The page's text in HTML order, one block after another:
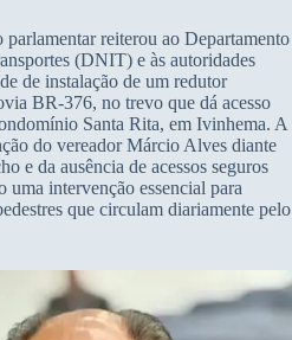
reiterou ao Departamento
(DNIT) e às autoridades
de instalação de um redutor
BR-376, no trevo que dá acesso
Santa Rita, em Ivinhema. A
do vereador Márcio Alves diante
e da ausência de acessos seguros
uma intervenção essencial para
que circulam diariamente pelo